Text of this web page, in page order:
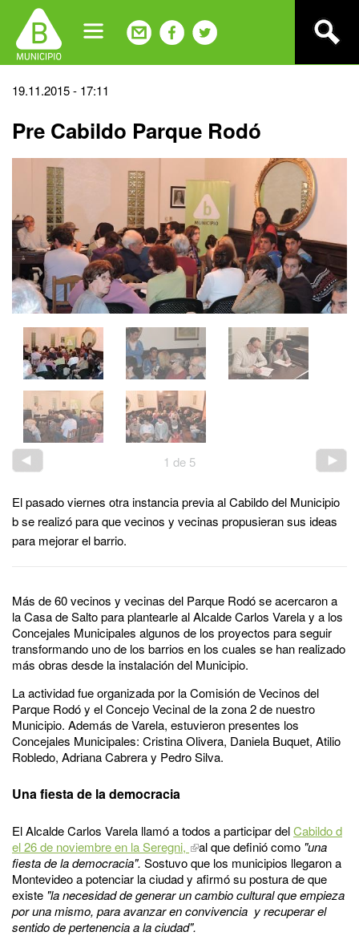
navigation
Back
top
19.11.2015 - 17:11
Pre Cabildo Parque Rodó
1 de 5
El pasado viernes otra instancia previa al Cabildo del Municipio
b se realizó para que vecinos y vecinas propusieran sus ideas
para mejorar el barrio.
Más de 60 vecinos y vecinas del Parque Rodó se acercaron a
la Casa de Salto para plantearle al Alcalde Carlos Varela y a los
Concejales Municipales algunos de los proyectos para seguir
transformando uno de los barrios en los cuales se han realizado
más obras desde la instalación del Municipio.
La actividad fue organizada por la Comisión de Vecinos del
Parque Rodó y el Concejo Vecinal de la zona 2 de nuestro
Municipio. Además de Varela, estuvieron presentes los
Concejales Municipales: Cristina Olivera, Daniela Buquet, Atilio
Robledo, Adriana Cabrera y Pedro Silva.
Una fiesta de la democracia
El Alcalde Carlos Varela llamó a todos a participar delCabildo d
el 26 de noviembre en la Seregni,
al que definió como "una
fiesta de la democracia". Sostuvo que los municipios llegaron a
Montevideo a potenciar la ciudad y afirmó su postura de que
existe "la necesidad de generar un cambio cultural que empieza
por una mismo, para avanzar en convivencia y recuperar el
sentido de pertenencia a la ciudad".